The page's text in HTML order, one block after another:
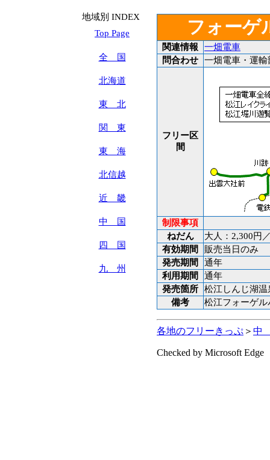
地域別 INDEX
Top Page
全 国
北海道
東 北
関 東
東 海
北信越
近 畿
中 国
四 国
九 州
フォーゲ
関連情報
一畑電車
問合わせ
一畑電車・運
フリー区
間
制限事項
ねだん
大人：2,300円
有効期間
販売当日のみ
発売期間
通年
利用期間
通年
発売箇所
松江しんじ湖
備考
松江フォーゲ
各地のフリーきっぷ ＞ 中
Checked by Microsoft Edge